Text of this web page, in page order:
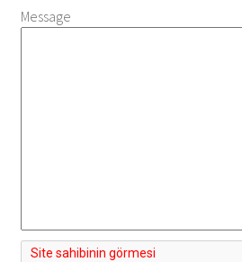
Message